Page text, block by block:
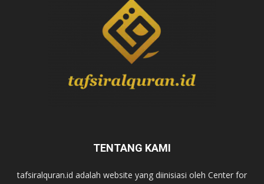
TENTANG KAMI
tafsiralquran.id adalah website yang diinisiasi oleh Center for